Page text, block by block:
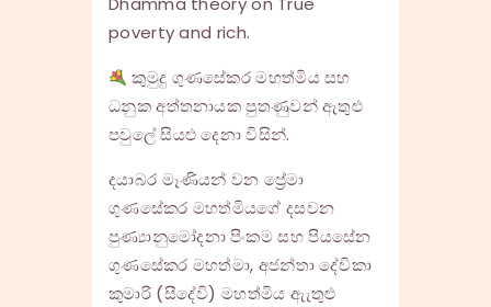
poverty and rich.
කුමුදු ගුණසේකර මහත්මිය සහ
ධනුක අත්තනායක පුතණුවන් ඇතුළු
පවුලේ සියළු දෙනා විසින්.
දයාබර මෑණියන් වන ප්‍රේමා
ගුණසේකර මහත්මියගේ දසවන
පුණ්‍යානුමෝදනා පිංකම සහ පියසේන
ගුණසේකර මහත්මා, අජන්තා දේවිකා
කුමාරි (සීදේවි) මහත්මිය ඇැතුළු